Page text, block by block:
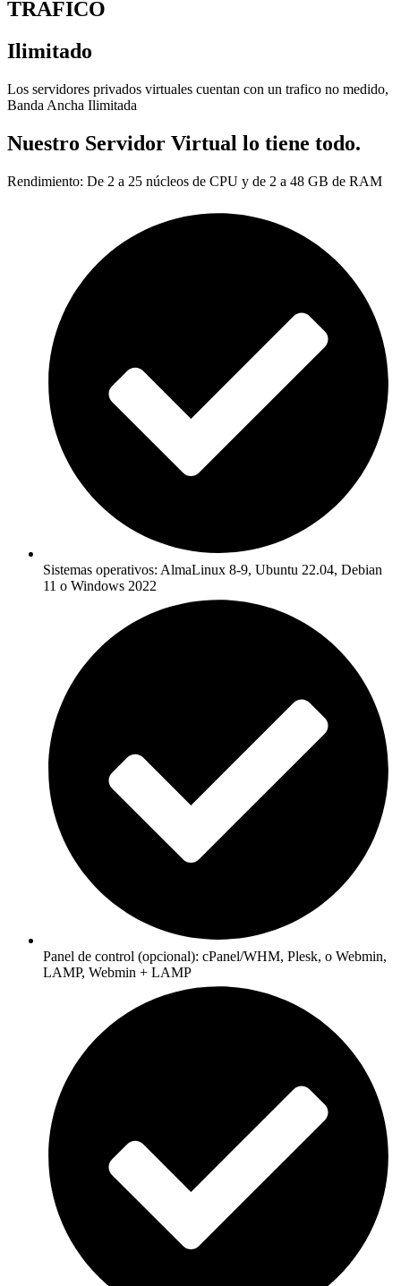
TRAFICO
Ilimitado
Los servidores privados virtuales cuentan con un trafico no medido,
Banda Ancha Ilimitada
Nuestro Servidor Virtual lo tiene todo.
Rendimiento: De 2 a 25 núcleos de CPU y de 2 a 48 GB de RAM
Sistemas operativos: AlmaLinux 8-9, Ubuntu 22.04, Debian
11 o Windows 2022
Panel de control (opcional): cPanel/WHM, Plesk, o Webmin,
LAMP, Webmin + LAMP